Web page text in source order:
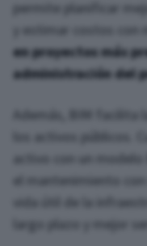
permite planificar
y estimar costos con
en proyectos más
administración del
Además, BIM
los activos públicos.
activo con un
el mantenimiento
vida útil de la
largo plazo y mejor